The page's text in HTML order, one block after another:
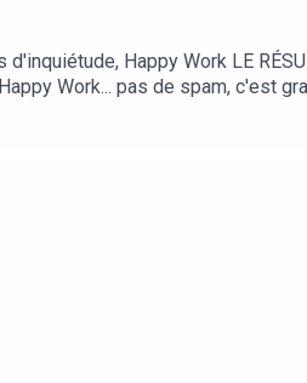
Happy Work LE
Work... pas de spam, c'est
mes contenus, tests, articles,